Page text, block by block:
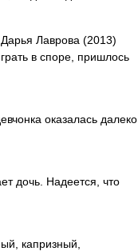
Дарья Лаврова (2013)
в споре, пришлось
оказалась далеко
дочь. Надеется, что
капризный,